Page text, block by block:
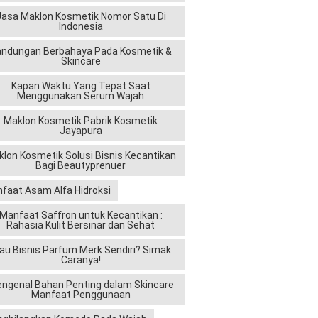
Maklon Kosmetik Nomor Satu Di
Indonesia
Berbahaya Pada Kosmetik &
Skincare
Kapan Waktu Yang Tepat Saat
Menggunakan Serum Wajah
Maklon Kosmetik Pabrik Kosmetik
Jayapura
Kosmetik Solusi Bisnis Kecantikan
Bagi Beautyprenuer
Asam Alfa Hidroksi
Manfaat Saffron untuk Kecantikan :
Rahasia Kulit Bersinar dan Sehat
Bisnis Parfum Merk Sendiri? Simak
Caranya!
Bahan Penting dalam Skincare
Manfaat Penggunaan